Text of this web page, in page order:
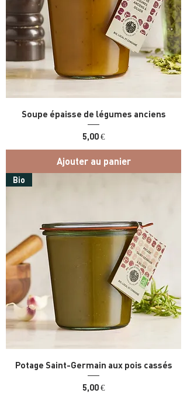
Soupe épaisse de légumes anciens
Prix
5,00 €
Ajouter au panier
Bio
Potage Saint-Germain aux pois cassés
Prix
5,00 €